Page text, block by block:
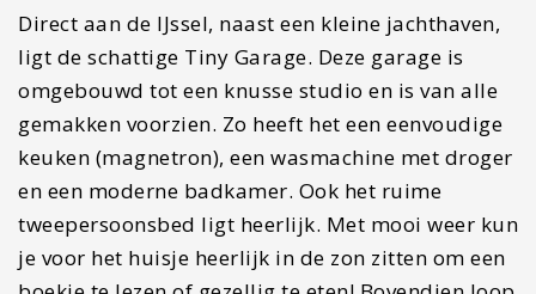
Direct aan de IJssel, naast een kleine jachthaven,
ligt de schattige Tiny Garage. Deze garage is
omgebouwd tot een knusse studio en is van alle
gemakken voorzien. Zo heeft het een eenvoudige
keuken (magnetron), een wasmachine met droger
en een moderne badkamer. Ook het ruime
tweepersoonsbed ligt heerlijk. Met mooi weer kun
je voor het huisje heerlijk in de zon zitten om een